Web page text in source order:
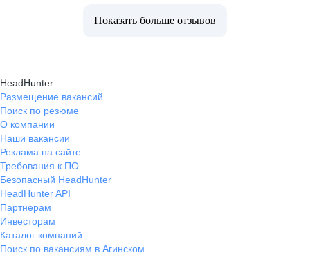
Показать больше отзывов
HeadHunter
Размещение вакансий
Поиск по резюме
О компании
Наши вакансии
Реклама на сайте
Требования к ПО
Безопасный HeadHunter
HeadHunter API
Партнерам
Инвесторам
Каталог компаний
Поиск по вакансиям в Агинском